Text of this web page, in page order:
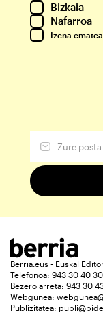
Bizkaia
Nafarroa
Izena
Berria.eus - Euskal
Telefonoa: 943 30 40 30
Bezero arreta: 943 30
Webgunea:
Publizitatea: